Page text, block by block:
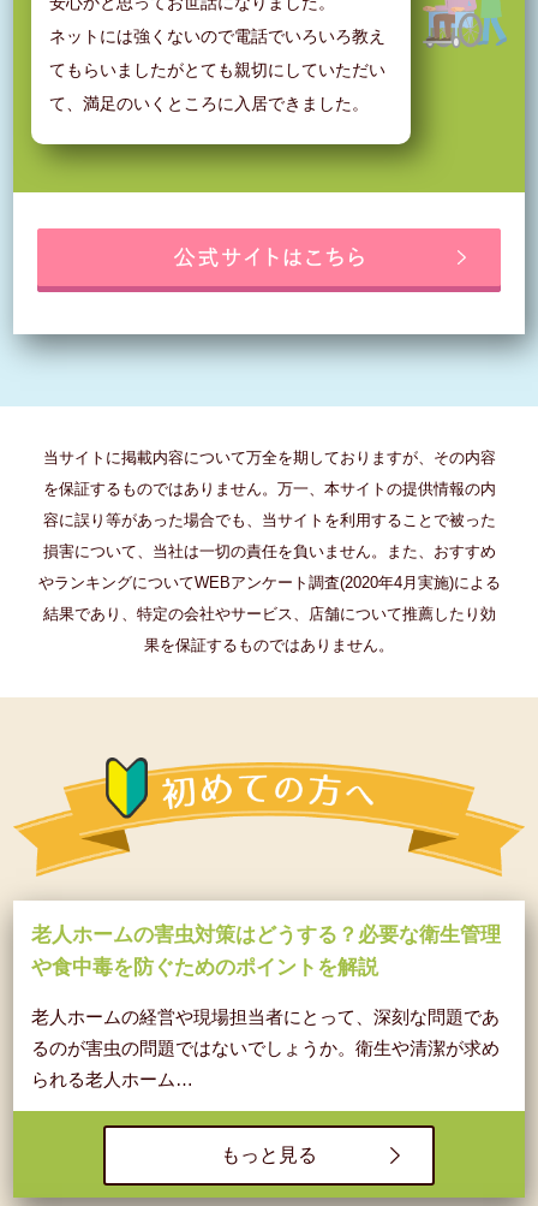
ネットには強くないので電話でいろいろ教え
てもらいましたがとても親切にしていただい
て、満足のいくところに入居できました。
当サイトに掲載内容について万全を期しておりますが、その内容
を保証するものではありません。万一、本サイトの提供情報の内
容に誤り等があった場合でも、当サイトを利用することで被った
損害について、当社は一切の責任を負いません。また、おすすめ
やランキングについてWEBアンケート調査(2020年4月実施)による
結果であり、特定の会社やサービス、店舗について推薦したり効
果を保証するものではありません。
老人ホームの害虫対策はどうする？必要な衛生管理
や食中毒を防ぐためのポイントを解説
老人ホームの経営や現場担当者にとって、深刻な問題であ
るのが害虫の問題ではないでしょうか。衛生や清潔が求め
られる老人ホーム…
もっと見る